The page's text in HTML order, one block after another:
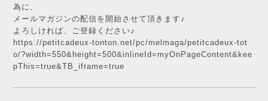
為に、
メールマガジンの配信を開始させて頂きます♪
よろしければ、ご登録ください♪
https://petitcadeux-tonton.net/pc/melmaga/petitcadeux-tot
o/?width=550&height=500&inlineId=myOnPageContent&kee
pThis=true&TB_iframe=true